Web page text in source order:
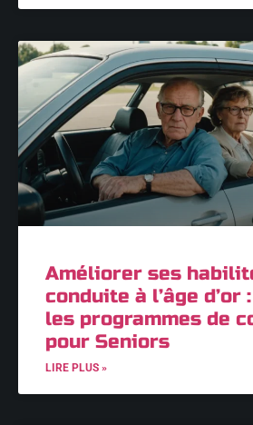
Améliorer ses
conduite à l’âge d’or
les programmes de
pour Seniors
LIRE PLUS »